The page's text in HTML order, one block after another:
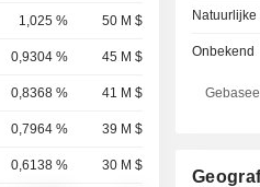
1,025 % 50 M $
0,9304 % 45 M $
0,8368 % 41 M $
0,7964 % 39 M $
0,6138 % 30 M $
Onbekend